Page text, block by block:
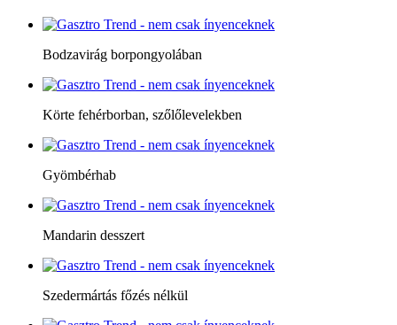
Bodzavirág borpongyolában
Körte fehérborban, szőlőlevelekben
Gyömbérhab
Mandarin desszert
Szedermártás főzés nélkül